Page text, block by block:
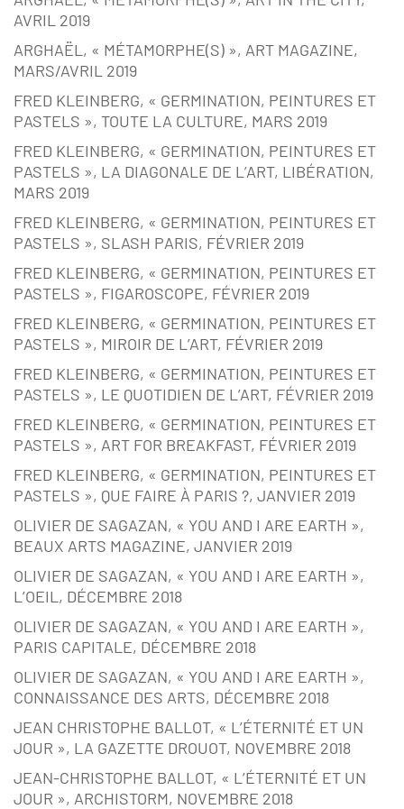
AVRIL 2019
ARGHAËL, « MÉTAMORPHE(S) », ART MAGAZINE,
MARS/AVRIL 2019
FRED KLEINBERG, « GERMINATION, PEINTURES ET
PASTELS », TOUTE LA CULTURE, MARS 2019
FRED KLEINBERG, « GERMINATION, PEINTURES ET
PASTELS », LA DIAGONALE DE L’ART, LIBÉRATION,
MARS 2019
FRED KLEINBERG, « GERMINATION, PEINTURES ET
PASTELS », SLASH PARIS, FÉVRIER 2019
FRED KLEINBERG, « GERMINATION, PEINTURES ET
PASTELS », FIGAROSCOPE, FÉVRIER 2019
FRED KLEINBERG, « GERMINATION, PEINTURES ET
PASTELS », MIROIR DE L’ART, FÉVRIER 2019
FRED KLEINBERG, « GERMINATION, PEINTURES ET
PASTELS », LE QUOTIDIEN DE L’ART, FÉVRIER 2019
FRED KLEINBERG, « GERMINATION, PEINTURES ET
PASTELS », ART FOR BREAKFAST, FÉVRIER 2019
FRED KLEINBERG, « GERMINATION, PEINTURES ET
PASTELS », QUE FAIRE À PARIS ?, JANVIER 2019
OLIVIER DE SAGAZAN, « YOU AND I ARE EARTH »,
BEAUX ARTS MAGAZINE, JANVIER 2019
OLIVIER DE SAGAZAN, « YOU AND I ARE EARTH »,
L’OEIL, DÉCEMBRE 2018
OLIVIER DE SAGAZAN, « YOU AND I ARE EARTH »,
PARIS CAPITALE, DÉCEMBRE 2018
OLIVIER DE SAGAZAN, « YOU AND I ARE EARTH »,
CONNAISSANCE DES ARTS, DÉCEMBRE 2018
JEAN CHRISTOPHE BALLOT, « L’ÉTERNITÉ ET UN
JOUR », LA GAZETTE DROUOT, NOVEMBRE 2018
JEAN-CHRISTOPHE BALLOT, « L’ÉTERNITÉ ET UN
JOUR », ARCHISTORM, NOVEMBRE 2018